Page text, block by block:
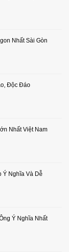
Nhất Sài Gòn
Độc Đáo
Nhất Việt Nam
Ý Nghĩa Và Dễ
Ý Nghĩa Nhất